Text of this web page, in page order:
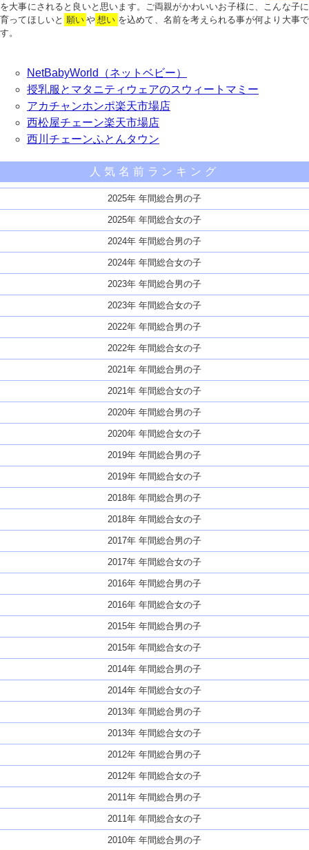
を大事にされると良いと思います。ご両親がかわいいお子様に、こんな子に
育ってほしいと 願い や 想い を込めて、名前を考えられる事が何より大事で
す。
NetBabyWorld（ネットベビー）
授乳服とマタニティウェアのスウィートマミー
アカチャンホンポ楽天市場店
西松屋チェーン楽天市場店
西川チェーンふとんタウン
人気名前ランキング
2025年 年間総合男の子
2025年 年間総合女の子
2024年 年間総合男の子
2024年 年間総合女の子
2023年 年間総合男の子
2023年 年間総合女の子
2022年 年間総合男の子
2022年 年間総合女の子
2021年 年間総合男の子
2021年 年間総合女の子
2020年 年間総合男の子
2020年 年間総合女の子
2019年 年間総合男の子
2019年 年間総合女の子
2018年 年間総合男の子
2018年 年間総合女の子
2017年 年間総合男の子
2017年 年間総合女の子
2016年 年間総合男の子
2016年 年間総合女の子
2015年 年間総合男の子
2015年 年間総合女の子
2014年 年間総合男の子
2014年 年間総合女の子
2013年 年間総合男の子
2013年 年間総合女の子
2012年 年間総合男の子
2012年 年間総合女の子
2011年 年間総合男の子
2011年 年間総合女の子
2010年 年間総合男の子